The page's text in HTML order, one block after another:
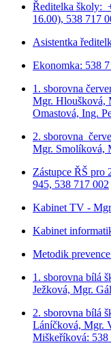
Ředitelka školy:
16.00), 538 717
Asistentka
Ekonomka: 538
1. sborovna
Mgr. Hloušková,
Omastová, Ing.
2. sborovna
Mgr. Smolíková,
Zástupce ŘŠ pro
945, 538 717 002
Kabinet TV -
Kabinet
Metodik
1. sborovna bílá
Ježková, Mgr.
2. sborovna bílá
Láníčková, Mgr.
Miškeříková: 538